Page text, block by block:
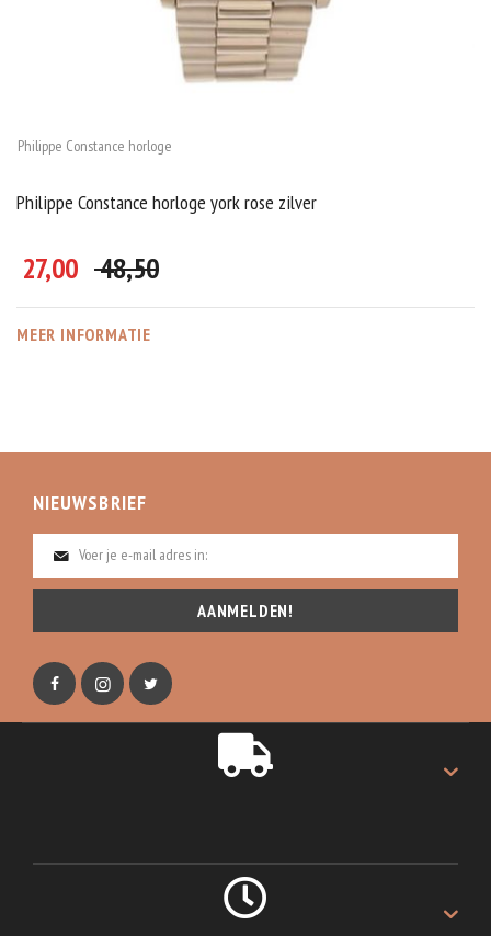
Philippe Constance horloge
Philippe Constance horloge york rose zilver
48,50
27,00
MEER INFORMATIE
NIEUWSBRIEF
AANMELDEN!
Gratis verzending op alles.